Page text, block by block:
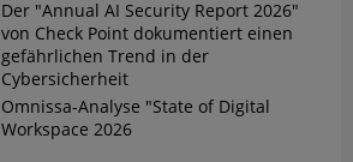
Der "Annual AI Security Report 2026"
von Check Point dokumentiert einen
gefährlichen Trend in der
Cybersicherheit
Omnissa-Analyse "State of Digital
Workspace 2026